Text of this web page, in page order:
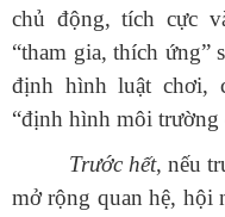
chủ động, tích cực
“tham gia, thích ứng”
định hình luật chơi,
“định hình môi trường
Trước hết, nếu
mở rộng quan hệ, hội